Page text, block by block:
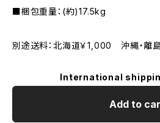
■梱包重量：(約)17.5kg
別途送料：北海道￥1,000 沖縄・
International
Add to